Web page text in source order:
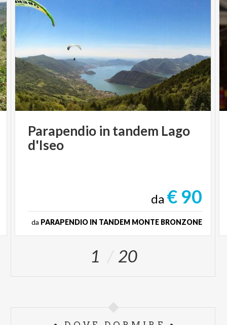
Parapendio in tandem Lago
d'Iseo
da € 90
da PARAPENDIO IN TANDEM MONTE BRONZONE
1 20